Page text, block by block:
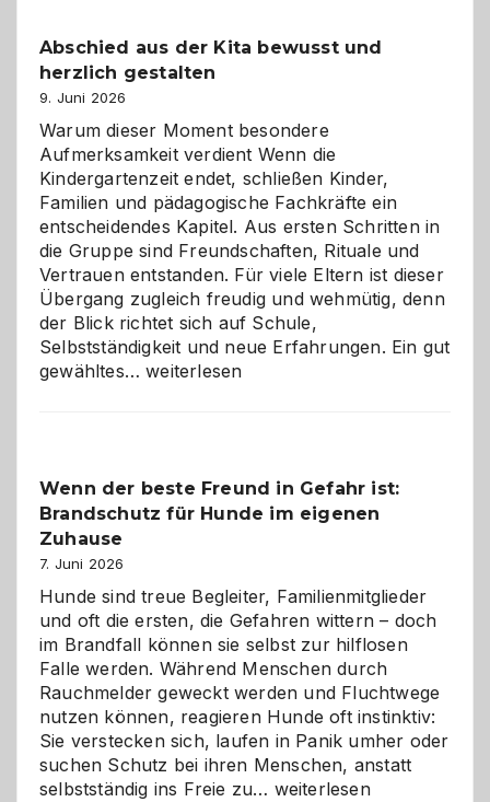
verstehen
Abschied aus der Kita bewusst und
herzlich gestalten
9. Juni 2026
Warum dieser Moment besondere
Aufmerksamkeit verdient Wenn die
Kindergartenzeit endet, schließen Kinder,
Familien und pädagogische Fachkräfte ein
entscheidendes Kapitel. Aus ersten Schritten in
die Gruppe sind Freundschaften, Rituale und
Vertrauen entstanden. Für viele Eltern ist dieser
Übergang zugleich freudig und wehmütig, denn
der Blick richtet sich auf Schule,
Selbstständigkeit und neue Erfahrungen. Ein gut
gewähltes…Abschied
und
herzlich
weiterlesen
Wenn der beste Freund in Gefahr ist:
Brandschutz für Hunde im eigenen
Zuhause
7. Juni 2026
Hunde sind treue Begleiter, Familienmitglieder
und oft die ersten, die Gefahren wittern – doch
im Brandfall können sie selbst zur hilflosen
Falle werden. Während Menschen durch
Rauchmelder geweckt werden und Fluchtwege
nutzen können, reagieren Hunde oft instinktiv:
Sie verstecken sich, laufen in Panik umher oder
suchen Schutz bei ihren Menschen, anstatt
selbstständig ins Freie zu… Wenn
weiterlesen